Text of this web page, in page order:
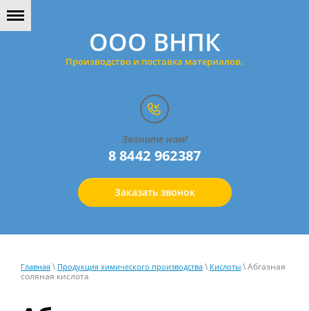
ООО ВНПК
Производство и поставка материалов.
Звоните нам!
8 8442 962387
Заказать звонок
Главная \ Продукция химического производства \ Кислоты \ Абгазная
соляная кислота